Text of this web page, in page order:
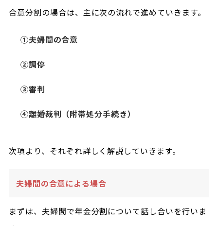
合意分割の場合は、主に次の流れで進めていきます。
①夫婦間の合意
②調停
③審判
④離婚裁判（附帯処分手続き）
次項より、それぞれ詳しく解説していきます。
夫婦間の合意による場合
まずは、夫婦間で年金分割について話し合いを行いま